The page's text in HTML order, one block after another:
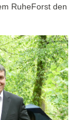
RuheForst den